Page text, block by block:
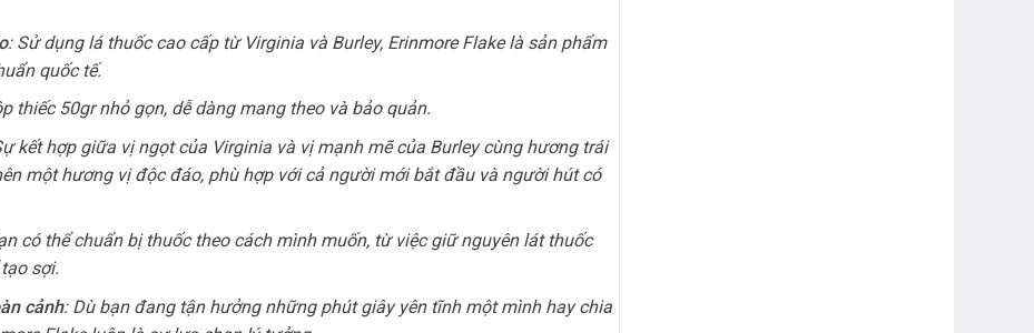
: Sử dụng lá thuốc cao cấp từ Virginia và Burley, Erinmore Flake là sản phẩm
quốc tế.
thiếc 50gr nhỏ gọn, dễ dàng mang theo và bảo quản.
kết hợp giữa vị ngọt của Virginia và vị mạnh mẽ của Burley cùng hương trái
một hương vị độc đáo, phù hợp với cả người mới bắt đầu và người hút có
có thể chuẩn bị thuốc theo cách mình muốn, từ việc giữ nguyên lát thuốc
sợi.
cảnh: Dù bạn đang tận hưởng những phút giây yên tĩnh một mình hay chia